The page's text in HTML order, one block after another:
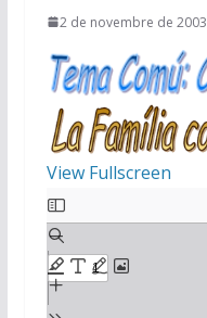
2 de novembre de 2003
View Fullscreen
Skip
to
PDF
content